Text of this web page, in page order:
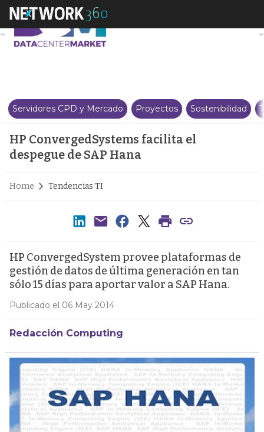
HP ConvergedSystems facilita
Servidores CPD y Mercado Proyectos Sostenibilidad
HP ConvergedSystems facilita el
despegue de SAP Hana
Home Tendencias TI
HP ConvergedSystem provee plataformas de
gestión de datos de última generación en tan
sólo 15 días para aportar valor a SAP Hana.
Publicado el 06 May 2014
Redacción Computing